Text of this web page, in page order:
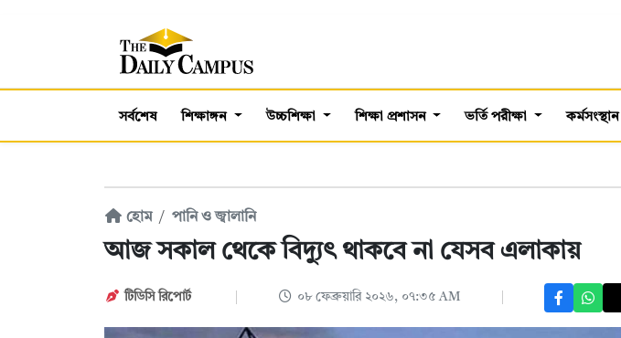
সর্বশেষ শিক্ষাঙ্গন উচ্চশিক্ষা শিক্ষা প্রশাসন ভর্তি পরীক্ষা কর্মসংস্থান
হোম পানি ও জ্বালানি
আজ সকাল থেকে বিদ্যুৎ থাকবে না যেসব এলাকায়
টিডিসি রিপোর্ট ০৮ ফেব্রুয়ারি ২০২৬, ০৭:৩৫ AM